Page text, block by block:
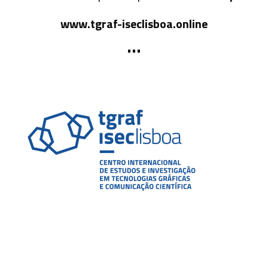
www.tgraf-iseclisboa.online
•••